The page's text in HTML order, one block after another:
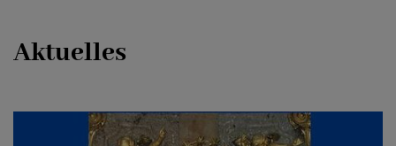
GLAUBE & FEIERN
ANGEBOTE & SERVICE
Aktuelles